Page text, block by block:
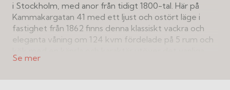
i Stockholm, med anor från tidigt 1800-tal. Här på
Kammakargatan 41 med ett ljust och ostört läge i
fastighet från 1862 finns denna klassiskt vackra och
eleganta våning om 124 kvm fördelade på 5 rum och